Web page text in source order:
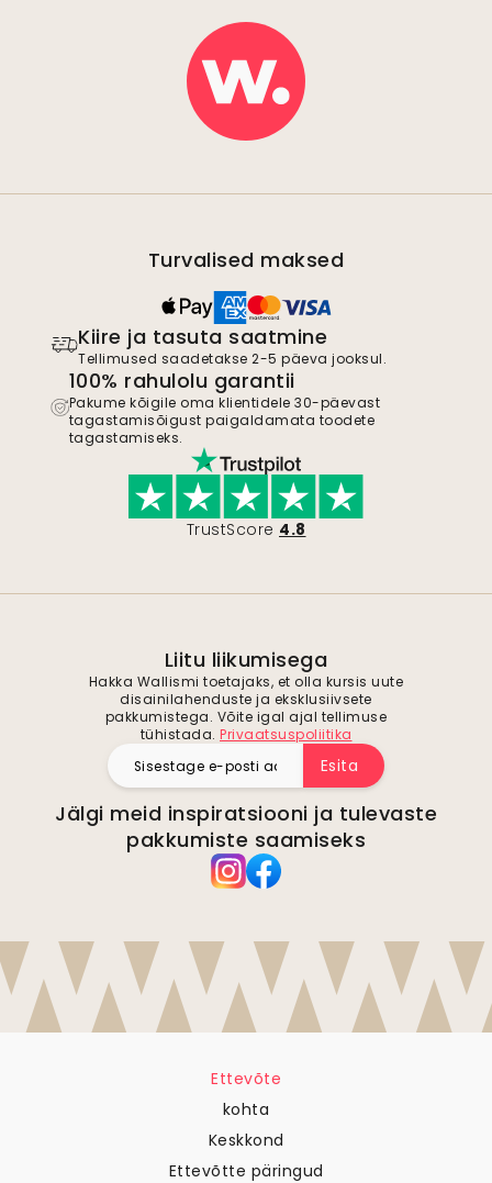
Turvalised maksed
Kiire ja tasuta saatmine
Tellimused saadetakse 2-5 päeva jooksul.
100% rahulolu garantii
Pakume kõigile oma klientidele 30-päevast
tagastamisõigust paigaldamata toodete
tagastamiseks.
TrustScore 4.8
Liitu liikumisega
Hakka Wallismi toetajaks, et olla kursis uute
disainilahenduste ja eksklusiivsete
pakkumistega. Võite igal ajal tellimuse
tühistada. Privaatsuspoliitika
Esita
Jälgi meid inspiratsiooni ja tulevaste
pakkumiste saamiseks
Ettevõte
kohta
Keskkond
Ettevõtte päringud